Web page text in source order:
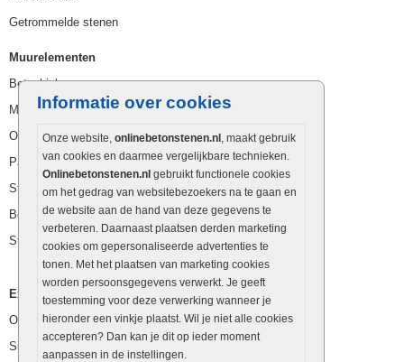
Informatie over cookies
Onze website, onlinebetonstenen.nl , maakt gebruik
van cookies en daarmee vergelijkbare technieken.
Onlinebetonstenen.nl gebruikt functionele cookies
om het gedrag van websitebezoekers na te gaan en
de website aan de hand van deze gegevens te
verbeteren. Daarnaast plaatsen derden marketing
cookies om gepersonaliseerde advertenties te
tonen. Met het plaatsen van marketing cookies
worden persoonsgegevens verwerkt. Je geeft
toestemming voor deze verwerking wanneer je
hieronder een vinkje plaatst. Wil je niet alle cookies
accepteren? Dan kan je dit op ieder moment
aanpassen in de instellingen.
Getrommelde stenen
Muurelementen
Betonbielzen
Muurstenen
Opsluitbanden
Palissaden
Stapelblokken
Betonblokken
Stapelstenen
Extra benodigdheden
Ophoogzand
Siergrind en siersplit